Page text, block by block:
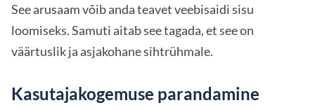
See arusaam võib anda teavet veebisaidi sisu
loomiseks. Samuti aitab see tagada, et see on
väärtuslik ja asjakohane sihtrühmale.
Kasutajakogemuse parandamine